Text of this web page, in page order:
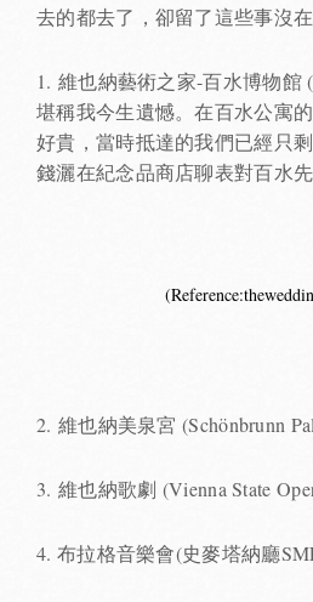
去的都去了，卻留了這些事沒
1. 維也納藝術之家-百水博物
堪稱我今生遺憾。在百水公寓
好貴，當時抵達的我們已經只
錢灑在紀念品商店聊表對百水先
(Reference:
2. 維也納美泉宮 (Schönbrunn
3. 維也納歌劇 (Vienna State
4. 布拉格音樂會(史麥塔納廳